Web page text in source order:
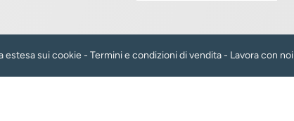
estesa sui cookie - Termini e condizioni di vendita- Lavora con noi